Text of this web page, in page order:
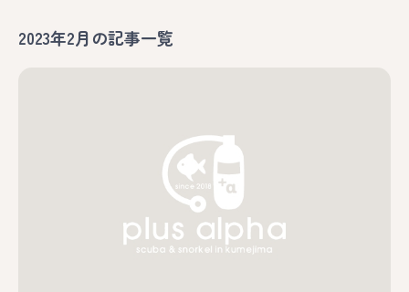
2023年2月の記事一覧